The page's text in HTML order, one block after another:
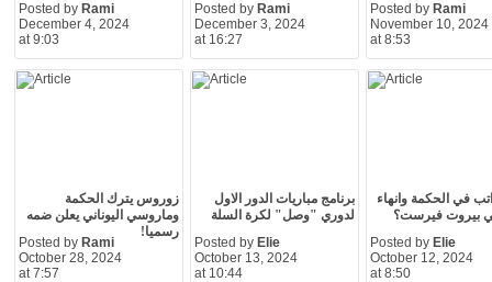
Posted by Rami
December 4, 2024
at 9:03
Posted by Rami
December 3, 2024
at 16:27
Posted by Rami
November 10, 2024
at 8:53
زوروس يترك الحكمة
وماروسي اليوناني يعلن ضمه
رسميا!
Posted by Rami
October 28, 2024
at 7:57
برنامج مباريات الدور الاول
لدوري "وصل" لكرة السلة
Posted by Elie
October 13, 2024
at 10:44
في الحكمة وانهاء
بيروت فيرست؟
Posted by Elie
October 12, 2024
at 8:50